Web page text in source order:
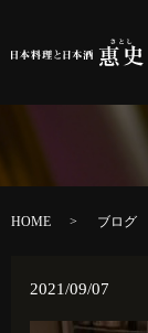
HOME ブログ
2021/09/07